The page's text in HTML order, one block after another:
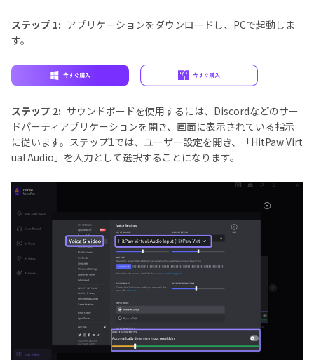
ステップ 1: アプリケーションをダウンロードし、PCで起動しま
す。
ステップ 2: サウンドボードを使用するには、Discordなどのサー
ドパーティアプリケーションを開き、画面に表示されている指示
に従います。ステップ1では、ユーザー設定を開き、「HitPaw Virt
ual Audio」を入力として選択することになります。